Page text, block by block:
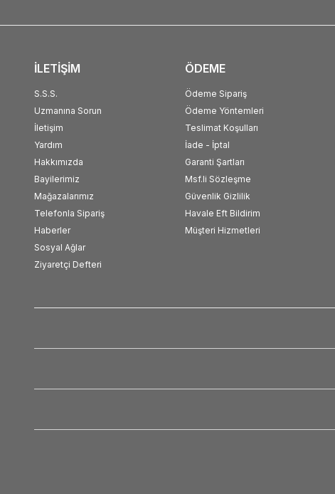
İLETİŞİM
S.S.S.
Uzmanına Sorun
İletişim
Yardım
Hakkımızda
Bayilerimiz
Mağazalarımız
Telefonla Sipariş
Haberler
Sosyal Ağlar
Ziyaretçi Defteri
ÖDEME
Ödeme Sipariş
Ödeme Yöntemleri
Teslimat Koşulları
İade - İptal
Garanti Şartları
Msf.li Sözleşme
Güvenlik Gizlilik
Havale Eft Bildirim
Müşteri Hizmetleri